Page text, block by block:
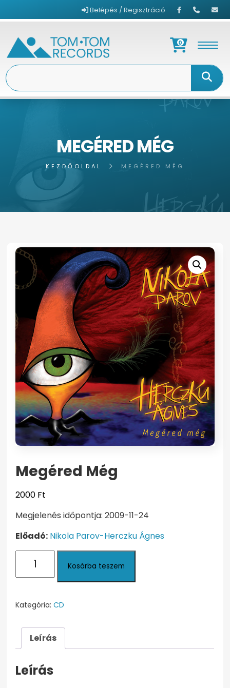
Belépés / Regisztráció
0
MEGÉRED MÉG
KEZDŐOLDAL MEGÉRED MÉG
Megéred Még
2000 Ft
Megjelenés időpontja: 2009-11-24
Előadó: Nikola Parov-Herczku Ágnes
mennyiség
Kosárba teszem
Kategória:CD
Leírás
Leírás